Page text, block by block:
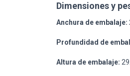
Dimensiones y
Anchura de embalaje:
Profundidad de
Altura de embalaje: